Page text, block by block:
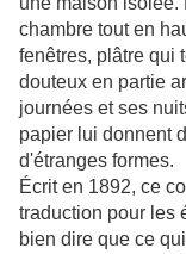
chambre tout en
fenêtres, plâtre qui
douteux en partie
journées et ses
papier lui donnent
d'étranges formes.
Écrit en 1892, ce
traduction pour les
bien dire que ce